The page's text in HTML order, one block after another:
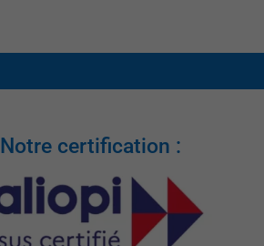
Notre certification :